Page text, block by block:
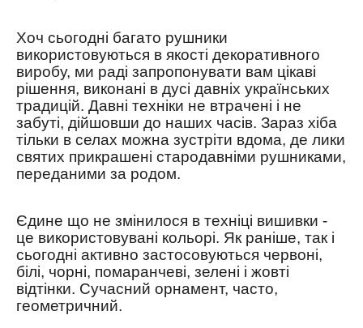
Хоч сьогодні багато рушники
використовуються в якості декоративного
виробу, ми раді запропонувати вам цікаві
рішення, виконані в дусі давніх українських
традицій. Давні техніки не втрачені і не
забуті, дійшовши до наших часів. Зараз хіба
тільки в селах можна зустріти вдома, де лики
святих прикрашені стародавніми рушниками,
переданими за родом.
Єдине що не змінилося в техніці вишивки -
це використовувані кольорі. Як раніше, так і
сьогодні активно застосовуються червоні,
білі, чорні, помаранчеві, зелені і жовті
відтінки. Сучасний орнамент, часто,
геометричний.